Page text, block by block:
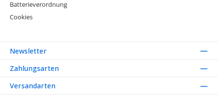
Batterieverordnung
Cookies
Newsletter
Zahlungsarten
Versandarten